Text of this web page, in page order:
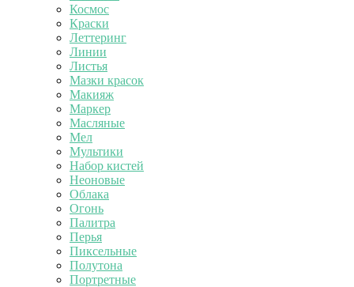
Космос
Краски
Леттеринг
Линии
Листья
Мазки красок
Макияж
Маркер
Масляные
Мел
Мультики
Набор кистей
Неоновые
Облака
Огонь
Палитра
Перья
Пиксельные
Полутона
Портретные